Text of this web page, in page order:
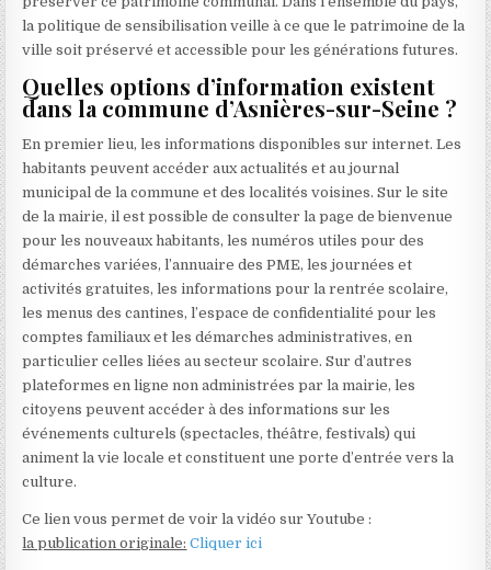
la politique de sensibilisation veille à ce que le patrimoine de la
ville soit préservé et accessible pour les générations futures.
Quelles options d’information existent
dans la commune d’Asnières-sur-Seine ?
En premier lieu, les informations disponibles sur internet. Les
habitants peuvent accéder aux actualités et au journal
municipal de la commune et des localités voisines. Sur le site
de la mairie, il est possible de consulter la page de bienvenue
pour les nouveaux habitants, les numéros utiles pour des
démarches variées, l’annuaire des PME, les journées et
activités gratuites, les informations pour la rentrée scolaire,
les menus des cantines, l’espace de confidentialité pour les
comptes familiaux et les démarches administratives, en
particulier celles liées au secteur scolaire. Sur d’autres
plateformes en ligne non administrées par la mairie, les
citoyens peuvent accéder à des informations sur les
événements culturels (spectacles, théâtre, festivals) qui
animent la vie locale et constituent une porte d’entrée vers la
culture.
Ce lien vous permet de voir la vidéo sur Youtube :
la publication originale: Cliquer ici